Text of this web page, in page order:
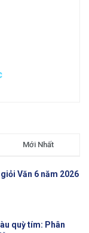
Mới Nhất
Văn 6 năm 2026
quỳ tím: Phân